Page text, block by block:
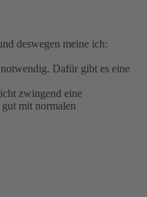
deswegen meine ich:
Dafür gibt es eine
zwingend eine
mit normalen